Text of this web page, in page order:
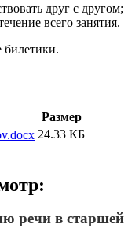
друг с другом;
всего занятия.
билетики.
Размер
24.33 КБ
речи в старшей